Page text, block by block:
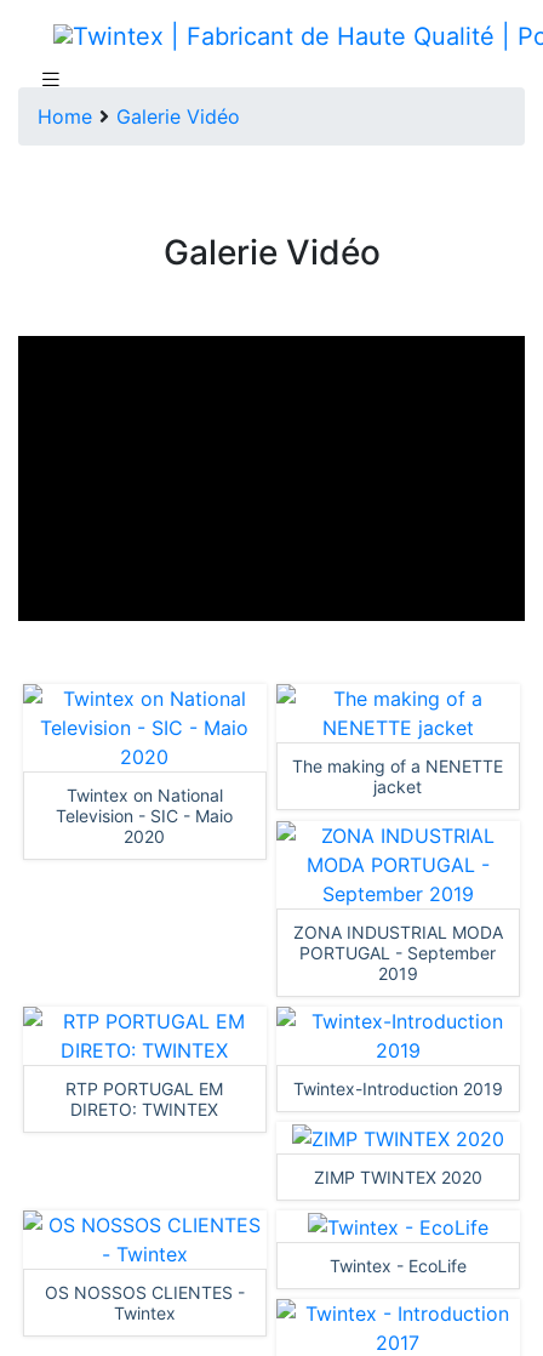
Home Galerie Vidéo
Galerie Vidéo
Twintex on National
Television - SIC - Maio
2020
The making of a NENETTE
jacket
ZONA INDUSTRIAL MODA
PORTUGAL - September
2019
RTP PORTUGAL EM
DIRETO: TWINTEX
Twintex-Introduction 2019
ZIMP TWINTEX 2020
OS NOSSOS CLIENTES -
Twintex
Twintex - EcoLife